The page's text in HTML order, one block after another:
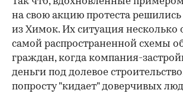
на свою акцию протеста
из Химок. Их ситуация несколько
самой распространенной схемы
граждан, когда компания-
деньги под долевое
попросту "кидает" доверчивых